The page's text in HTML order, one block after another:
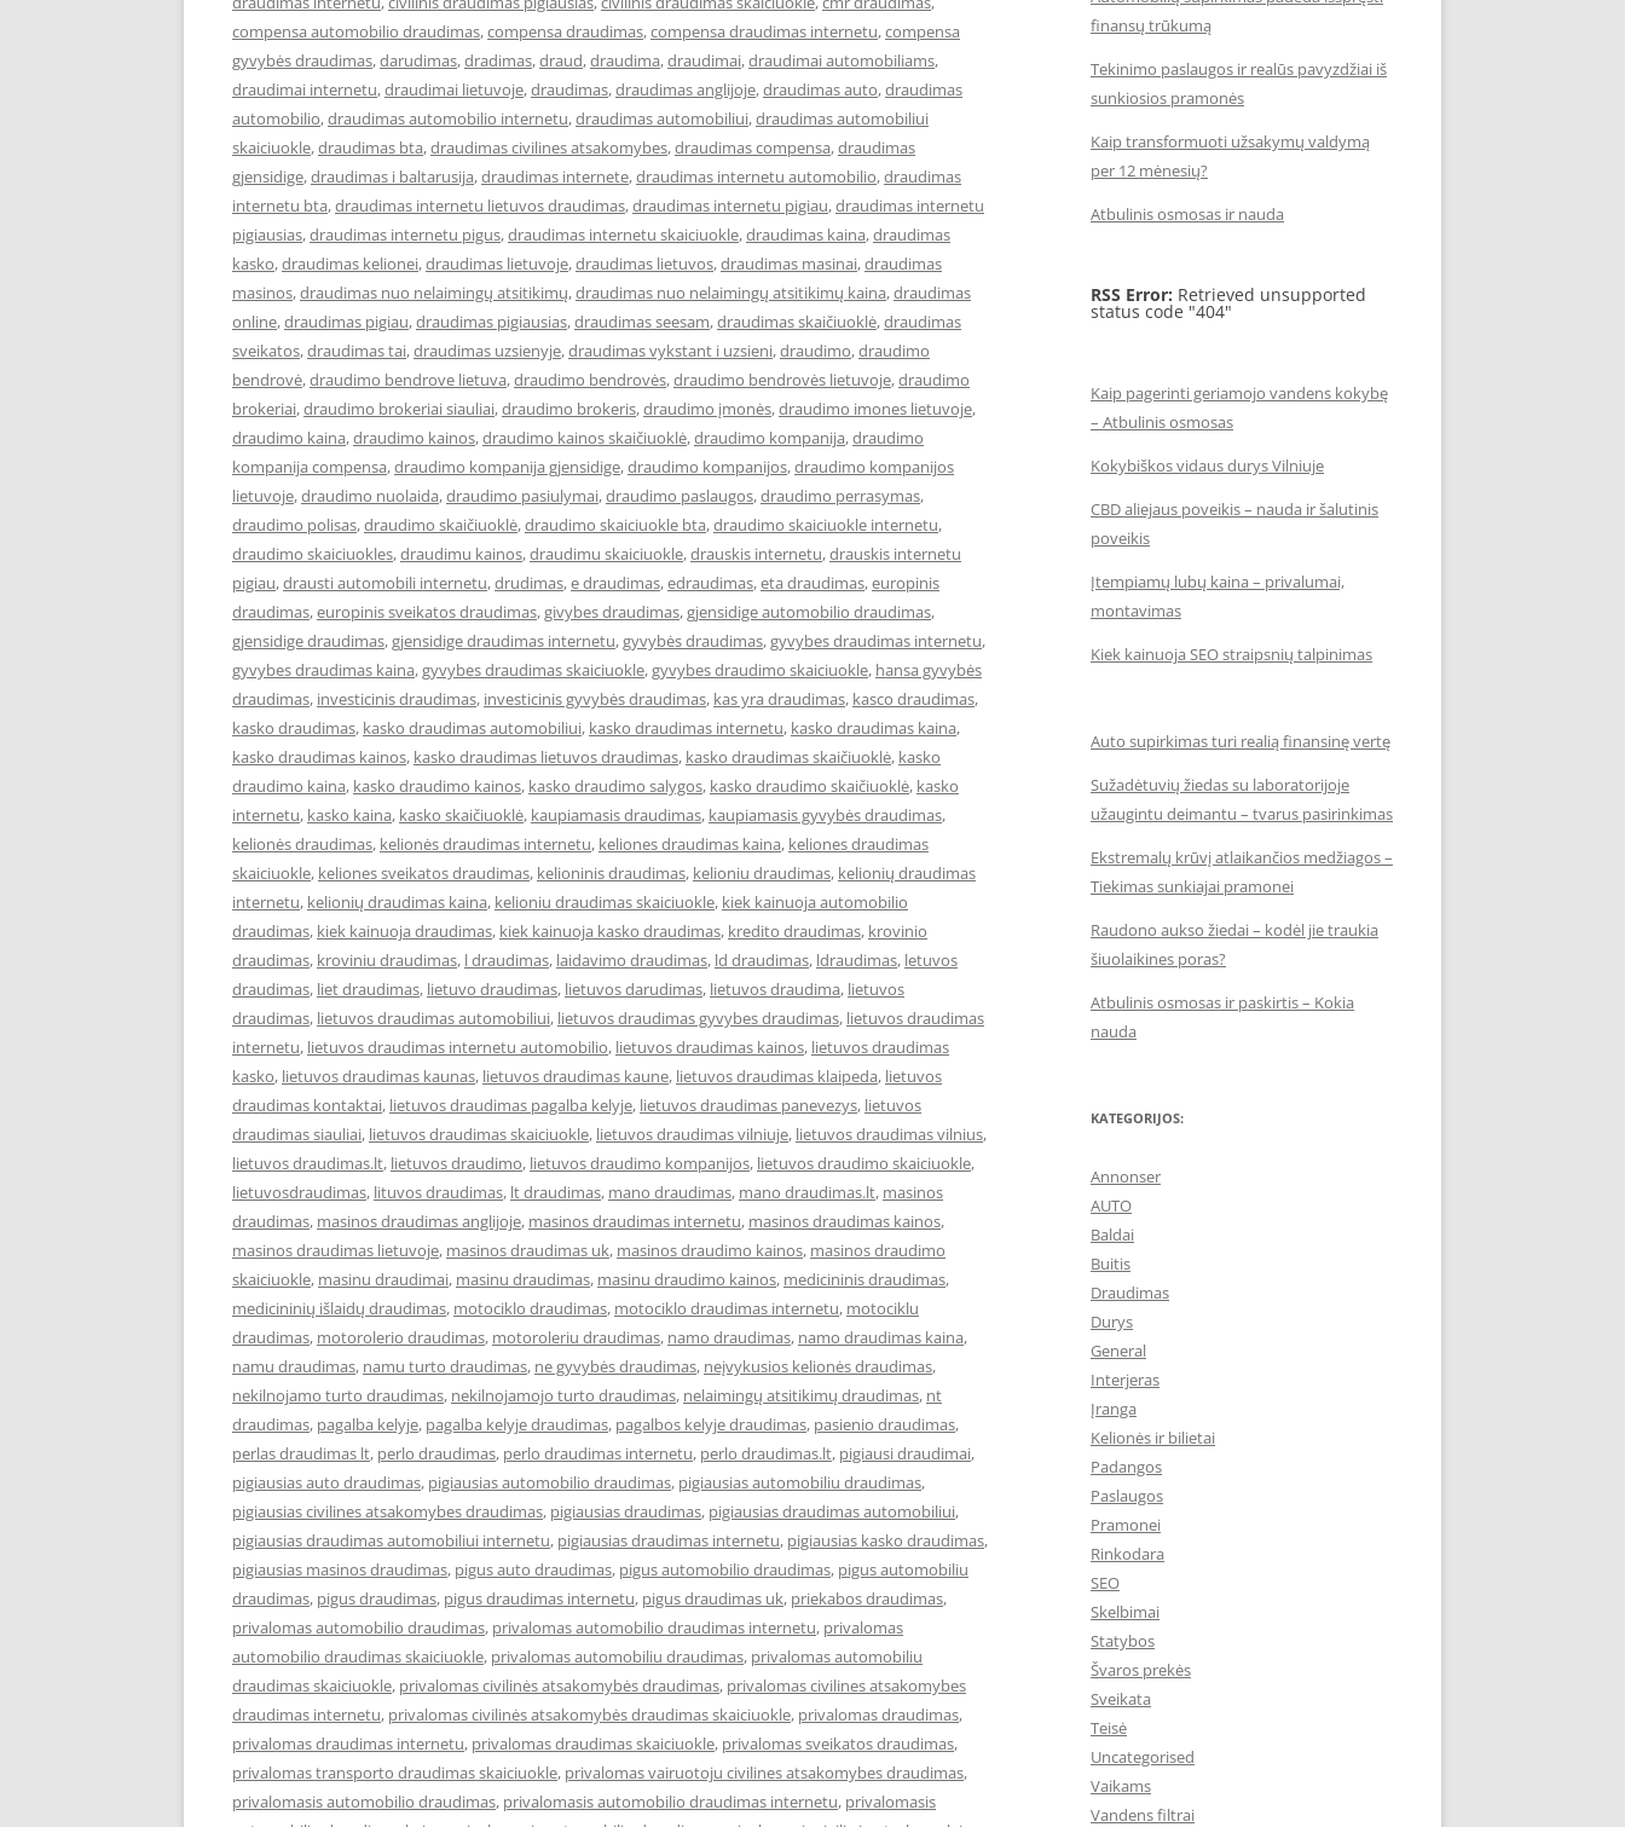
compensa automobilio draudimas,compensa draudimas,compensa draudimas internetu,compensa
gyvybės draudimas,darudimas,dradimas,draud,draudima,draudimai,draudimai automobiliams,
draudimai internetu,draudimai lietuvoje,draudimas,draudimas anglijoje,draudimas auto,draudimas
automobilio,draudimas automobilio internetu,draudimas automobiliui,draudimas automobiliui
skaiciuokle,draudimas bta,draudimas civilines atsakomybes,draudimas compensa,draudimas
gjensidige,draudimas i baltarusija,draudimas internete,draudimas internetu automobilio,draudimas
internetu bta,draudimas internetu lietuvos draudimas,draudimas internetu pigiau,draudimas internetu
pigiausias,draudimas internetu pigus,draudimas internetu skaiciuokle,draudimas kaina,draudimas
kasko,draudimas kelionei,draudimas lietuvoje,draudimas lietuvos,draudimas masinai,draudimas
masinos,draudimas nuo nelaimingų atsitikimų,draudimas nuo nelaimingų atsitikimų kaina,draudimas
online,draudimas pigiau,draudimas pigiausias,draudimas seesam,draudimas skaičiuoklė,draudimas
sveikatos,draudimas tai,draudimas uzsienyje,draudimas vykstant i uzsieni,draudimo,draudimo
bendrovė,draudimo bendrove lietuva,draudimo bendrovės,draudimo bendrovės lietuvoje,draudimo
brokeriai,draudimo brokeriai siauliai,draudimo brokeris,draudimo įmonės,draudimo imones lietuvoje,
draudimo kaina,draudimo kainos,draudimo kainos skaičiuoklė,draudimo kompanija,draudimo
kompanija compensa,draudimo kompanija gjensidige,draudimo kompanijos,draudimo kompanijos
lietuvoje,draudimo nuolaida,draudimo pasiulymai,draudimo paslaugos,draudimo perrasymas,
draudimo polisas,draudimo skaičiuoklė,draudimo skaiciuokle bta,draudimo skaiciuokle internetu,
draudimo skaiciuokles,draudimu kainos,draudimu skaiciuokle,drauskis internetu,drauskis internetu
pigiau,drausti automobili internetu,drudimas,e draudimas,edraudimas,eta draudimas,europinis
draudimas,europinis sveikatos draudimas,givybes draudimas,gjensidige automobilio draudimas,
gjensidige draudimas,gjensidige draudimas internetu,gyvybės draudimas,gyvybes draudimas internetu,
gyvybes draudimas kaina,gyvybes draudimas skaiciuokle,gyvybes draudimo skaiciuokle, hansa gyvybės
draudimas, investicinis draudimas, investicinis gyvybės draudimas, kas yra draudimas, kasco draudimas,
kasko draudimas, kasko draudimas automobiliui, kasko draudimas internetu, kasko draudimas kaina,
kasko draudimas kainos, kasko draudimas lietuvos draudimas, kasko draudimas skaičiuoklė, kasko
draudimo kaina, kasko draudimo kainos, kasko draudimo salygos, kasko draudimo skaičiuoklė, kasko
internetu, kasko kaina, kasko skaičiuoklė, kaupiamasis draudimas, kaupiamasis gyvybės draudimas,
kelionės draudimas, kelionės draudimas internetu, keliones draudimas kaina, keliones draudimas
skaiciuokle, keliones sveikatos draudimas, kelioninis draudimas, kelioniu draudimas, kelionių draudimas
internetu, kelionių draudimas kaina, kelioniu draudimas skaiciuokle, kiek kainuoja automobilio
draudimas, kiek kainuoja draudimas, kiek kainuoja kasko draudimas, kredito draudimas, krovinio
draudimas, kroviniu draudimas, l draudimas, laidavimo draudimas, ld draudimas, ldraudimas, letuvos
draudimas, liet draudimas, lietuvo draudimas, lietuvos darudimas, lietuvos draudima, lietuvos
draudimas, lietuvos draudimas automobiliui, lietuvos draudimas gyvybes draudimas, lietuvos draudimas
internetu, lietuvos draudimas internetu automobilio, lietuvos draudimas kainos, lietuvos draudimas
kasko, lietuvos draudimas kaunas, lietuvos draudimas kaune, lietuvos draudimas klaipeda, lietuvos
draudimas kontaktai, lietuvos draudimas pagalba kelyje, lietuvos draudimas panevezys, lietuvos
draudimas siauliai, lietuvos draudimas skaiciuokle, lietuvos draudimas vilniuje, lietuvos draudimas vilnius,
lietuvos draudimas.lt, lietuvos draudimo, lietuvos draudimo kompanijos, lietuvos draudimo skaiciuokle,
lietuvosdraudimas, lituvos draudimas, lt draudimas, mano draudimas, mano draudimas.lt, masinos
draudimas, masinos draudimas anglijoje, masinos draudimas internetu, masinos draudimas kainos,
masinos draudimas lietuvoje, masinos draudimas uk, masinos draudimo kainos, masinos draudimo
skaiciuokle, masinu draudimai, masinu draudimas, masinu draudimo kainos, medicininis draudimas,
medicininių išlaidų draudimas, motociklo draudimas, motociklo draudimas internetu, motociklu
draudimas, motorolerio draudimas, motoroleriu draudimas, namo draudimas, namo draudimas kaina,
namu draudimas, namu turto draudimas, ne gyvybės draudimas, neįvykusios kelionės draudimas,
nekilnojamo turto draudimas, nekilnojamojo turto draudimas, nelaimingų atsitikimų draudimas, nt
draudimas, pagalba kelyje, pagalba kelyje draudimas, pagalbos kelyje draudimas, pasienio draudimas,
perlas draudimas lt, perlo draudimas, perlo draudimas internetu, perlo draudimas.lt, pigiausi draudimai,
pigiausias auto draudimas, pigiausias automobilio draudimas, pigiausias automobiliu draudimas,
pigiausias civilines atsakomybes draudimas, pigiausias draudimas, pigiausias draudimas automobiliui,
pigiausias draudimas automobiliui internetu, pigiausias draudimas internetu, pigiausias kasko draudimas,
pigiausias masinos draudimas, pigus auto draudimas, pigus automobilio draudimas, pigus automobiliu
draudimas, pigus draudimas, pigus draudimas internetu, pigus draudimas uk, priekabos draudimas,
privalomas automobilio draudimas, privalomas automobilio draudimas internetu, privalomas
automobilio draudimas skaiciuokle, privalomas automobiliu draudimas, privalomas automobiliu
draudimas skaiciuokle, privalomas civilinės atsakomybės draudimas, privalomas civilines atsakomybes
draudimas internetu, privalomas civilinės atsakomybės draudimas skaiciuokle, privalomas draudimas,
privalomas draudimas internetu, privalomas draudimas skaiciuokle, privalomas sveikatos draudimas,
privalomas transporto draudimas skaiciuokle, privalomas vairuotoju civilines atsakomybes draudimas,
privalomasis automobilio draudimas, privalomasis automobilio draudimas internetu, privalomasis
finansų trūkumą
Tekinimo paslaugos ir realūs pavyzdžiai iš
sunkiosios pramonės
Kaip transformuoti užsakymų valdymą
per 12 mėnesių?
Atbulinis osmosas ir nauda
RSS Error: Retrieved unsupported
status code "404"
Kaip pagerinti geriamojo vandens kokybę
– Atbulinis osmosas
Kokybiškos vidaus durys Vilniuje
CBD aliejaus poveikis – nauda ir šalutinis
poveikis
Įtempiamų lubų kaina – privalumai,
montavimas
Kiek kainuoja SEO straipsnių talpinimas
Auto supirkimas turi realią finansinę vertę
Sužadėtuvių žiedas su laboratorijoje
užaugintu deimantu – tvarus pasirinkimas
Ekstremalų krūvį atlaikančios medžiagos –
Tiekimas sunkiajai pramonei
Raudono aukso žiedai – kodėl jie traukia
šiuolaikines poras?
Atbulinis osmosas ir paskirtis – Kokia
nauda
KATEGORIJOS:
Annonser
AUTO
Baldai
Buitis
Draudimas
Durys
General
Interjeras
Įranga
Kelionės ir bilietai
Padangos
Paslaugos
Pramonei
Rinkodara
SEO
Skelbimai
Statybos
Švaros prekės
Sveikata
Teisė
Uncategorised
Vaikams
Vandens filtrai